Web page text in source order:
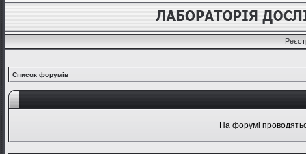
Список форумів
На форумі